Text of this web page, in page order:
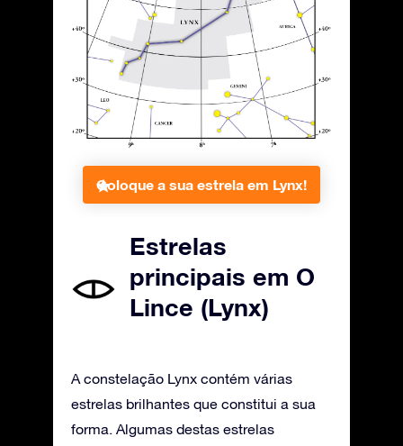
Coloque a sua estrela em Lynx!
Estrelas
principais em O
Lince (Lynx)
A constelação Lynx contém várias
estrelas brilhantes que constitui a sua
forma. Algumas destas estrelas